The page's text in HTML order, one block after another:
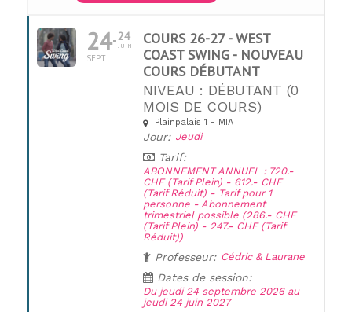
24
SEPT
24
JUIN
COURS 26-27 - WEST
COAST SWING - NOUVEAU
COURS DÉBUTANT
NIVEAU : DÉBUTANT (0
MOIS DE COURS)
Plainpalais 1 - MIA
Jour: Jeudi
Tarif:
ABONNEMENT ANNUEL : 720.-
CHF (Tarif Plein) - 612.- CHF
(Tarif Réduit) - Tarif pour 1
personne - Abonnement
trimestriel possible (286.- CHF
(Tarif Plein) - 247.- CHF (Tarif
Réduit))
Professeur: Cédric & Laurane
Dates de session:
Du jeudi 24 septembre 2026 au
jeudi 24 juin 2027